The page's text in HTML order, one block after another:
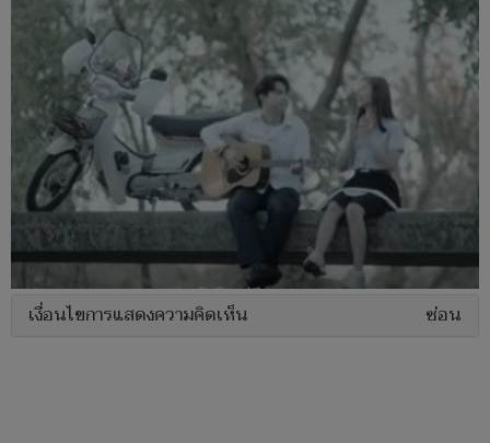
เงื่อนไขการแสดงความคิดเห็น ซ่อน